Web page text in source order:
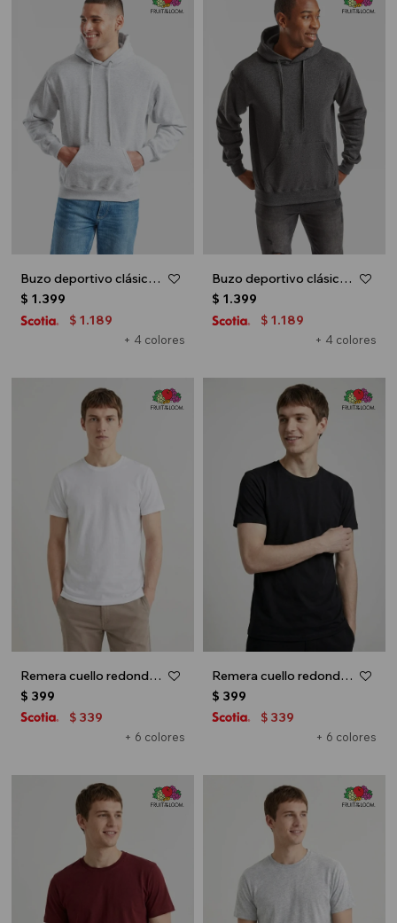
Buzo deportivo clásico con capucha - Gris melange claro
+ 4 colores
$ 1.399
$ 1.189
Buzo deportivo clásico con capucha - Gris melange oscuro
+ 4 colores
$ 1.399
$ 1.189
Remera cuello redondo ICONIC 150 - Blanco
+ 6 colores
$ 399
$ 339
Remera cuello redondo ICONIC 150 - Negro
+ 6 colores
$ 399
$ 339